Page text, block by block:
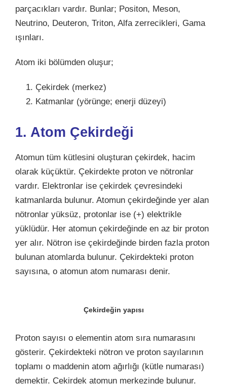
parçacıkları vardır. Bunlar; Positon, Meson,
Neutrino, Deuteron, Triton, Alfa zerrecikleri, Gama
ışınları.
Atom iki bölümden oluşur;
Çekirdek (merkez)
Katmanlar (yörünge; enerji düzeyi)
1. Atom Çekirdeği
Atomun tüm kütlesini oluşturan çekirdek, hacim
olarak küçüktür. Çekirdekte proton ve nötronlar
vardır. Elektronlar ise çekirdek çevresindeki
katmanlarda bulunur. Atomun çekirdeğinde yer alan
nötronlar yüksüz, protonlar ise (+) elektrikle
yüklüdür. Her atomun çekirdeğinde en az bir proton
yer alır. Nötron ise çekirdeğinde birden fazla proton
bulunan atomlarda bulunur. Çekirdekteki proton
sayısına, o atomun atom numarası denir.
Çekirdeğin yapısı
Proton sayısı o elementin atom sıra numarasını
gösterir. Çekirdekteki nötron ve proton sayılarının
toplamı o maddenin atom ağırlığı (kütle numarası)
demektir. Çekirdek atomun merkezinde bulunur.